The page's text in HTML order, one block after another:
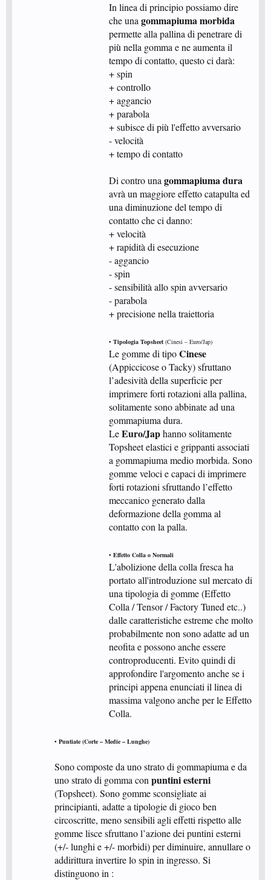
In linea di principio possiamo dire
che una gommapiuma morbida
permette alla pallina di penetrare di
più nella gomma e ne aumenta il
tempo di contatto, questo ci darà:
+ spin
+ controllo
+ aggancio
+ parabola
+ subisce di più l'effetto avversario
- velocità
+ tempo di contatto
Di contro una gommapiuma dura
avrà un maggiore effetto catapulta ed
una diminuzione del tempo di
contatto che ci danno:
+ velocità
+ rapidità di esecuzione
- aggancio
- spin
- sensibilità allo spin avversario
- parabola
+ precisione nella traiettoria
• Tipologia Topsheet (Cinesi – Euro/Jap)
Le gomme di tipoCinese
(Appiccicose o Tacky) sfruttano
l’adesività della superficie per
imprimere forti rotazioni alla pallina,
solitamente sono abbinate ad una
gommapiuma dura.
LeEuro/Japhanno solitamente
Topsheet elastici e grippanti associati
a gommapiuma medio morbida. Sono
gomme veloci e capaci di imprimere
forti rotazioni sfruttando l’effetto
meccanico generato dalla
deformazione della gomma al
contatto con la palla.
• Effetto Colla o Normali
L'abolizione della colla fresca ha
portato all'introduzione sul mercato di
una tipologia di gomme (Effetto
Colla / Tensor / Factory Tuned etc..)
dalle caratteristiche estreme che molto
probabilmente non sono adatte ad un
neofita e possono anche essere
controproducenti. Evito quindi di
approfondire l'argomento anche se i
principi appena enunciati il linea di
massima valgono anche per le Effetto
Colla. ​
• Puntiate (Corte – Medie – Lunghe)
Sono composte da uno strato di gommapiuma e da
uno strato di gomma con puntini esterni
(Topsheet). Sono gomme sconsigliate ai
principianti, adatte a tipologie di gioco ben
circoscritte, meno sensibili agli effetti rispetto alle
gomme lisce sfruttano l’azione dei puntini esterni
(+/- lunghi e +/- morbidi) per diminuire, annullare o
addirittura invertire lo spin in ingresso. Si
distinguono in :